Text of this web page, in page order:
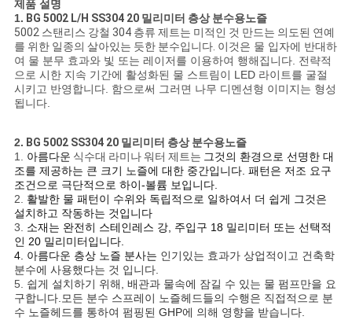
다
NEWS
이
트
맵
PRIVACY
POLICY
제품 설명
1. BG 5002 L/H SS304 20 밀리미터 층상 분수용노즐
5002 스탠리스 강철 304 층류 제트는 미적인 것 만드는 의도된 연예
를 위한 일종의 살아있는 듯한 분수입니다. 이것은 물 입자에 반대하
여 물 분무 효과와 빛 또는 레이저를 이용하여 행해집니다. 전략적
으로 시한 지속 기간에 활성화된 물 스트림이 LED 라이트를 굴절
시키고 반영합니다. 함으로써 그러면 나무 디멘션형 이미지는 형성
됩니다.
2. BG 5002 SS304 20 밀리미터 층상 분수용노즐
1. 아름다운 식수대 라미나 워터 제트는 그것의 환경으로 선명한 대
조를 제공하는 큰 크기 노즐에 대한 중간입니다. 패턴은 저조 요구
조건으로 극단적으로 하이-볼륨 보입니다.
2. 활발한 물 패턴이 수위와 독립적으로 일하여서 더 쉽게 그것은
설치하고 작동하는 것입니다
3. 소재는 완전히 스테인레스 강, 주입구 18 밀리미터 또는 선택적
인 20 밀리미터입니다.
4. 아름다운 층상 노즐 분사는 인기있는 효과가 상업적이고 건축학
분수에 사용했다는 것 입니다.
5. 쉽게 설치하기 위해, 배관과 물속에 잠길 수 있는 물 펌프만을 요
구합니다.모든 분수 스프레이 노즐헤드들의 수행은 직접적으로 분
수 노즐헤드를 통하여 펌핑된 GHP에 의해 영향을 받습니다.